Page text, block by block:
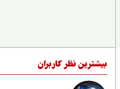
نظر کاربران